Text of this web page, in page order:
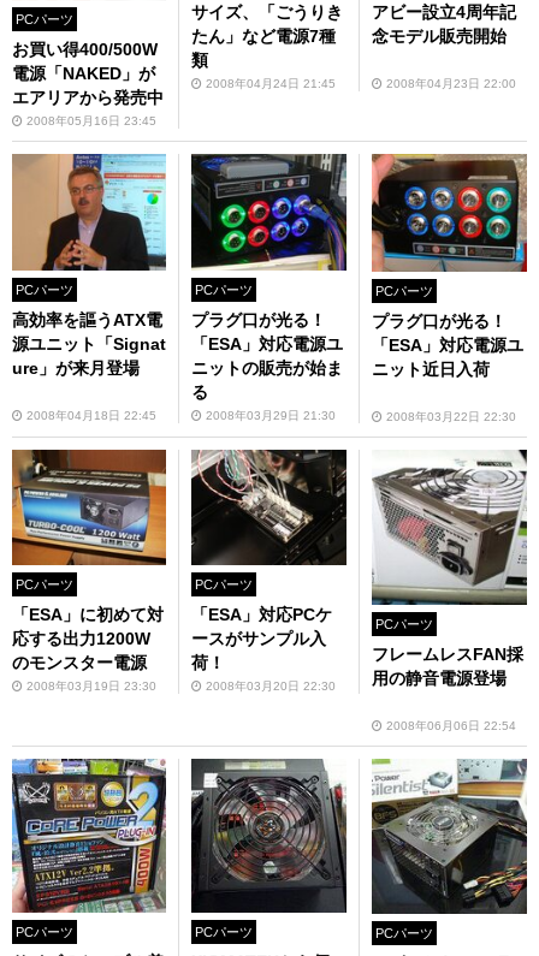
PCパーツ
お買い得400/500W
電源「NAKED」が
エアリアから発売中
2008年05月16日 23:45
サイズ、「ごうりき
たん」など電源7種
類
2008年04月24日 21:45
アビー設立4周年記
念モデル販売開始
2008年04月23日 22:00
PCパーツ
高効率を謳うATX電
源ユニット「Signat
ure」が来月登場
2008年04月18日 22:45
PCパーツ
プラグ口が光る！
「ESA」対応電源ユ
ニットの販売が始ま
る
2008年03月29日 21:30
PCパーツ
プラグ口が光る！
「ESA」対応電源ユ
ニット近日入荷
2008年03月22日 22:30
PCパーツ
「ESA」に初めて対
応する出力1200W
のモンスター電源
2008年03月19日 23:30
PCパーツ
「ESA」対応PCケ
ースがサンプル入
荷！
2008年03月20日 22:30
PCパーツ
フレームレスFAN採
用の静音電源登場
2008年06月06日 22:54
PCパーツ PCパーツ PCパーツ